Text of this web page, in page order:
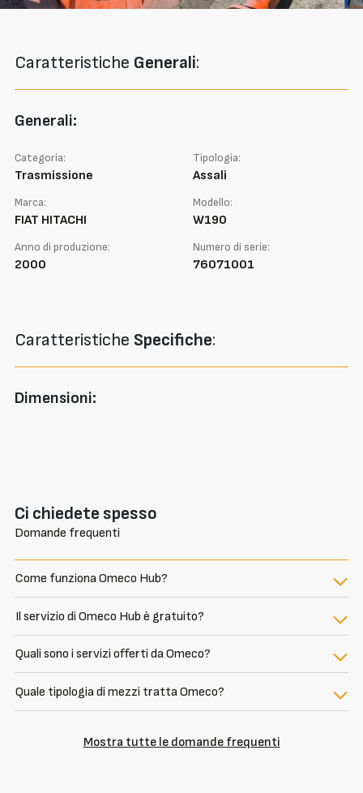
Caratteristiche Generali:
Generali:
Categoria:
Trasmissione
Tipologia:
Assali
Marca:
FIAT HITACHI
Modello:
W190
Anno di produzione:
2000
Numero di serie:
76071001
Caratteristiche Specifiche:
Dimensioni:
Ci chiedete spesso
Domande frequenti
Come funziona Omeco Hub?
Il servizio di Omeco Hub è gratuito?
Quali sono i servizi offerti da Omeco?
Quale tipologia di mezzi tratta Omeco?
Mostra tutte le domande frequenti